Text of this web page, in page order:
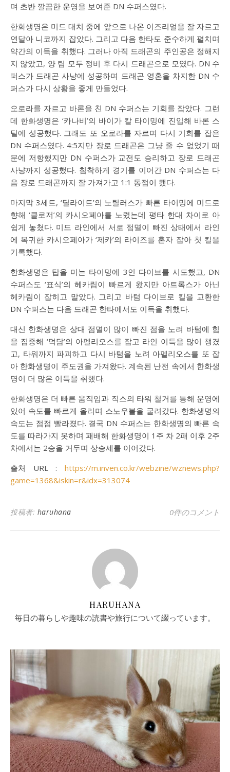
며 초반 깔끔한 운영을 보여준 DN 수퍼스였다.
한화생명은 미드 대치 중에 앞으로 나온 이즈리얼을 잘 자르고
연달아 니코까지 잡았다. 그리고 다음 한타도 준수하게 펼치며
약간의 이득을 취했다. 그러나 아직 드래곤의 주인공은 정해지
지 않았고, 양 팀 모두 정비 후 다시 드래곤으로 모였다. DN 수
퍼스가 드래곤 사냥에 성공하며 드래곤 영혼을 차지한 DN 수
퍼스가 다시 상황을 좋게 만들었다.
오로라를 자르고 바론을 친 DN 수퍼스는 기회를 잡았다. 그런
데 한화생명은 ‘카나비’의 바이가 칼 타이밍에 진입해 바론 스
틸에 성공했다. 그래도 또 오로라를 자르며 다시 기회를 잡은
DN 수퍼스였다. 4:5지만 장로 드래곤은 그냥 줄 수 없었기 때
문에 저항했지만 DN 수퍼스가 교전도 승리하고 장로 드래곤
사냥까지 성공했다. 침착하게 경기를 이어간 DN 수퍼스는 다
음 장로 드래곤까지 잘 가져가고 1:1 동점이 됐다.
마지막 3세트, ‘딜라이트’의 노틸러스가 빠른 타이밍에 미드로
향해 ‘클로저’의 카시오페아를 노렸는데 평타 한대 차이로 아
쉽게 놓쳤다. 미드 라인에서 서로 점멸이 빠진 상태에서 라인
에 복귀한 카시오페아가 ‘제카’의 라이즈를 혼자 잡아 첫 킬을
기록했다.
한화생명은 탑을 미는 타이밍에 3인 다이브를 시도했고, DN
수퍼스도 ‘표식’의 헤카림이 빠르게 왔지만 아트록스가 아닌
헤카림이 잡히고 말았다. 그리고 바텀 다이브로 킬을 교환한
DN 수퍼스는 다음 드래곤 한타에서도 이득을 취했다.
대신 한화생명은 상대 점멸이 많이 빠진 점을 노려 바텀에 힘
을 집중해 ‘덕담’의 아펠리오스를 잡고 라인 이득을 많이 챙겼
고, 타워까지 파괴하고 다시 바텀을 노려 아펠리오스를 또 잡
아 한화생명이 주도권을 가져왔다. 계속된 난전 속에서 한화생
명이 더 많은 이득을 취했다.
한화생명은 더 빠른 움직임과 직스의 타워 철거를 통해 운영에
있어 속도를 빠르게 올리며 스노우볼을 굴려갔다. 한화생명의
속도는 점점 빨라졌다. 결국 DN 수퍼스는 한화생명의 빠른 속
도를 따라가지 못하며 패배해 한화생명이 1주 차 2패 이후 2주
차에서는 2승을 거두며 상승세를 이어갔다.
출처 URL : https://m.inven.co.kr/webzine/wznews.php?
game=1368&iskin=r&idx=313074
投稿者: haruhana 0件のコメント
HARUHANA
毎日の暮らしや趣味の読書や旅行について綴っています。